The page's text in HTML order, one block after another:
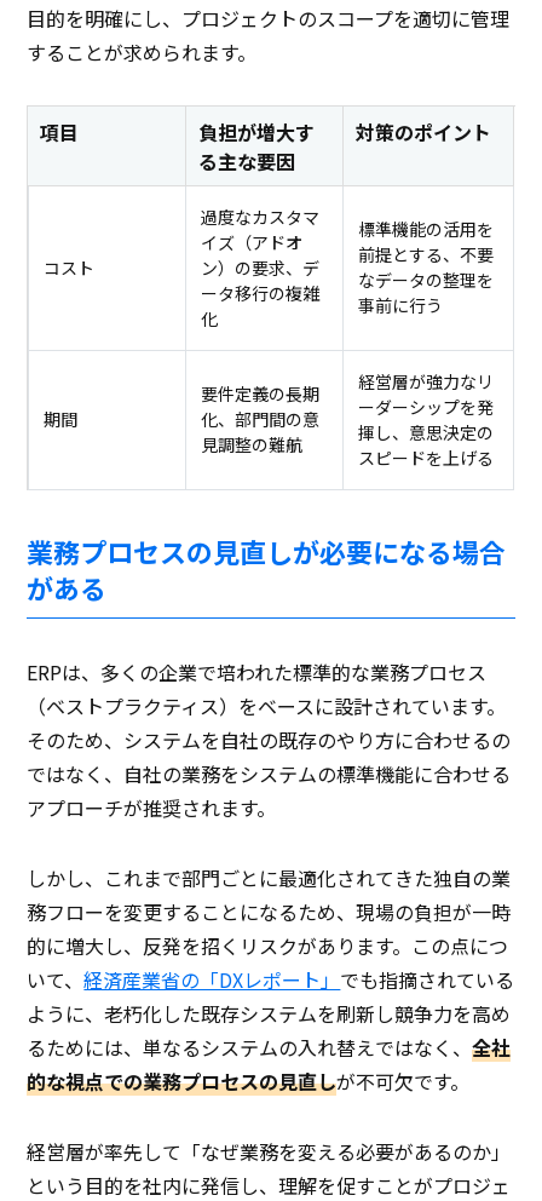
目的を明確にし、プロジェクトのスコープを適切に管理
することが求められます。
項目
負担が増大す
る主な要因
対策のポイント
コスト
過度なカスタマ
イズ（アドオ
ン）の要求、デ
ータ移行の複雑
化
標準機能の活用を
前提とする、不要
なデータの整理を
事前に行う
期間
要件定義の長期
化、部門間の意
見調整の難航
経営層が強力なリ
ーダーシップを発
揮し、意思決定の
スピードを上げる
業務プロセスの見直しが必要になる場合
がある
ERPは、多くの企業で培われた標準的な業務プロセス
（ベストプラクティス）をベースに設計されています。
そのため、システムを自社の既存のやり方に合わせるの
ではなく、自社の業務をシステムの標準機能に合わせる
アプローチが推奨されます。
しかし、これまで部門ごとに最適化されてきた独自の業
務フローを変更することになるため、現場の負担が一時
的に増大し、反発を招くリスクがあります。この点につ
いて、経済産業省の「DXレポート」 でも指摘されている
ように、老朽化した既存システムを刷新し競争力を高め
るためには、単なるシステムの入れ替えではなく、全社
的な視点での業務プロセスの見直しが不可欠です。
経営層が率先して「なぜ業務を変える必要があるのか」
という目的を社内に発信し、理解を促すことがプロジェ